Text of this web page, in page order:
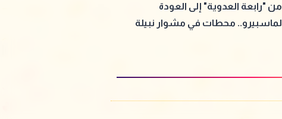
من "رابعة العدوية" إلى العودة
لماسبيرو.. محطات في مشوار نبيلة